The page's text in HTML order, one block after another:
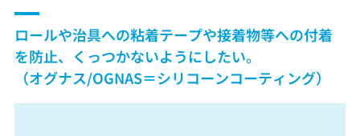
ロールや治具への粘着テープや接着物等への付着
を防止、くっつかないようにしたい。
（オグナス/OGNAS＝シリコーンコーティング）